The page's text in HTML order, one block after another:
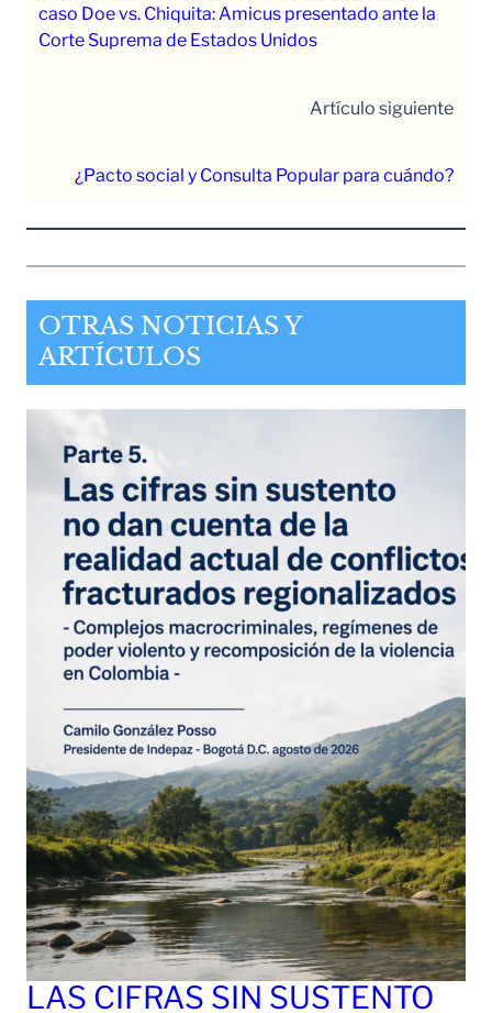
caso Doe vs. Chiquita: Amicus presentado ante la
Corte Suprema de Estados Unidos
Artículo siguiente
¿Pacto social y Consulta Popular para cuándo?
OTRAS NOTICIAS Y
ARTÍCULOS
LAS CIFRAS SIN SUSTENTO